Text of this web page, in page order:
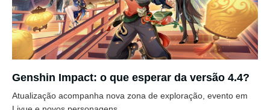
Genshin Impact: o que esperar da versão 4.4?
Atualização acompanha nova zona de exploração, evento em